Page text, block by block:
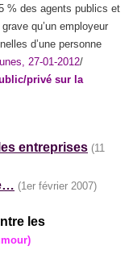
% des agents publics et
qu’un employeur
d’une personne
27-01-2012/
privé sur la
entreprises (11
(1er février 2007)
les